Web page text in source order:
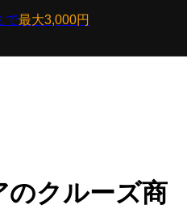
で最大3,000円
のクルーズ商